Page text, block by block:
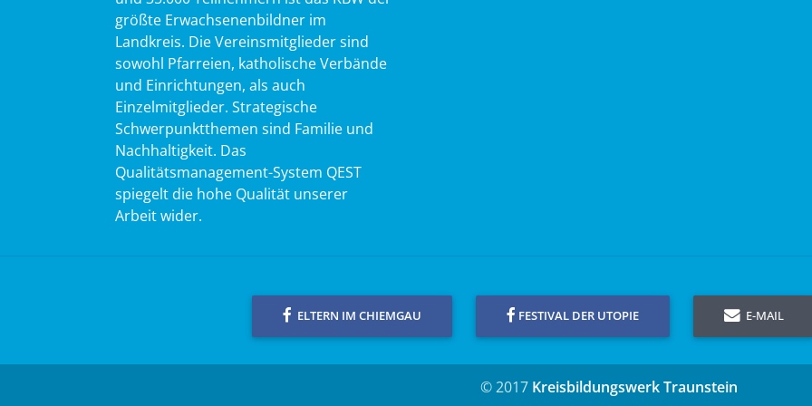
größte Erwachsenenbildner im
Landkreis. Die Vereinsmitglieder sind
sowohl Pfarreien, katholische Verbände
und Einrichtungen, als auch
Einzelmitglieder. Strategische
Schwerpunktthemen sind Familie und
Nachhaltigkeit. Das
Qualitätsmanagement-System QEST
spiegelt die hohe Qualität unserer
Arbeit wider.
ELTERN IM CHIEMGAU FESTIVAL DER UTOPIE E-MAIL
© 2017 Kreisbildungswerk Traunstein